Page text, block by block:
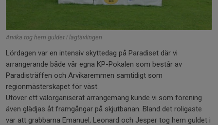
Arvika tog hem guldet i lagtävlingen
Lördagen var en intensiv skyttedag på Paradiset där vi
arrangerande både vår egna KP-Pokalen som består av
Paradisträffen och Arvikaremmen samtidigt som
regionmästerskapet för väst.
Utöver ett välorganiserat arrangemang kunde vi som förening
även glädjas åt framgångar på skjutbanan. Bland det roligaste
var att grabbarna Emanuel, Leonard och Jesper tog hem guldet i